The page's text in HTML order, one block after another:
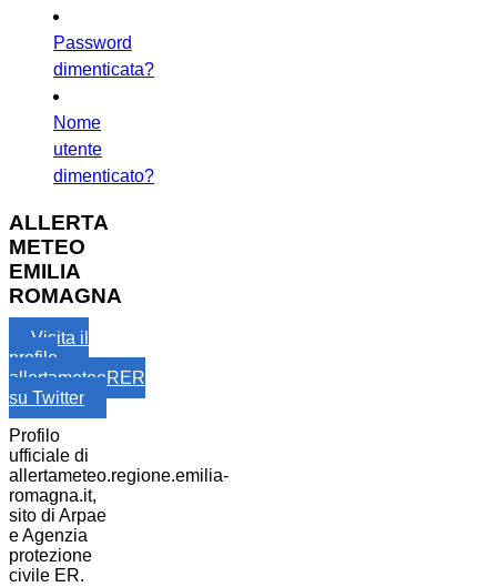
Password
dimenticata?
Nome
utente
dimenticato?
ALLERTA
METEO
EMILIA
ROMAGNA
Visita il
profilo
allertameteoRER
su Twitter
Profilo
ufficiale di
allertameteo.regione.emilia-
romagna.it,
sito di Arpae
e Agenzia
protezione
civile ER.